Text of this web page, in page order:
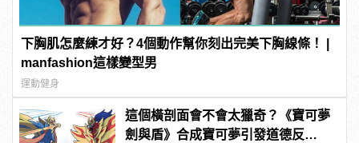
下胸肌怎麼練才好？4個動作幫你刻出完美下胸線條！ |
manfashion這樣變型男
運動健身
這個橫剖面會不會太獵奇？《寶可夢
劍與盾》合成寶可夢引發道德反